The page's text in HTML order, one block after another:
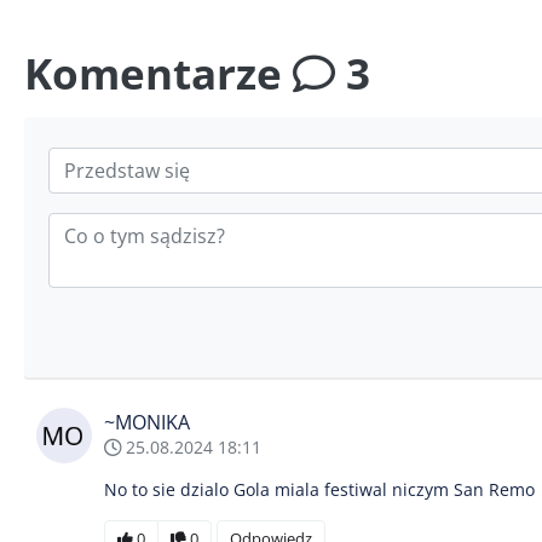
Komentarze 3
~MONIKA
25.08.2024 18:11
No to sie dzialo Gola miala festiwal niczym San Remo